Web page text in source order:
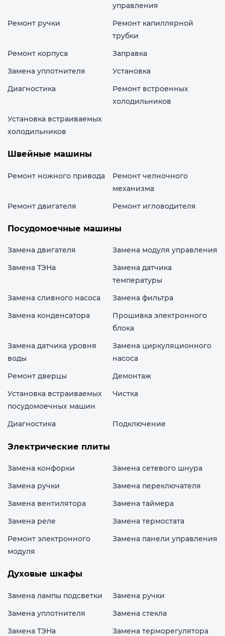
управления
Ремонт ручки
Ремонт капиллярной
трубки
Ремонт корпуса
Заправка
Замена уплотнителя
Установка
Диагностика
Ремонт встроенных
холодильников
Установка встраиваемых
холодильников
Швейные машины
Ремонт ножного привода
Ремонт челночного
механизма
Ремонт двигателя
Ремонт игловодителя
Посудомоечные машины
Замена двигателя
Замена модуля управления
Замена ТЭНа
Замена датчика
температуры
Замена сливного насоса
Замена фильтра
Замена конденсатора
Прошивка электронного
блока
Замена датчика уровня
воды
Замена циркуляционного
насоса
Ремонт дверцы
Демонтаж
Установка встраиваемых
посудомоечных машин
Чистка
Диагностика Подключение
Электрические плиты
Замена конфорки
Замена сетевого шнура
Замена ручки
Замена переключателя
Замена вентилятора
Замена таймера
Замена реле
Замена термостата
Ремонт электронного
модуля
Замена панели управления
Духовые шкафы
Замена лампы подсветки
Замена ручки
Замена уплотнителя
Замена стекла
Замена ТЭНа
Замена терморегулятора